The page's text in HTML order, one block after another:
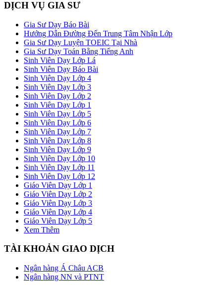
DỊCH VỤ GIA SƯ
Gia Sư Dạy Báo Bài
Hướng Dẫn Đường Đến Trung Tâm Nhận Lớp
Gia Sư Dạy Luyện TOEIC Tại Nhà
Gia Sư Dạy Toán Bằng Tiếng Anh
Sinh Viên Dạy Lớp Lá
Sinh Viên Dạy Báo Bài
Sinh Viên Dạy Lớp 4
Sinh Viên Dạy Lớp 3
Sinh Viên Dạy Lớp 2
Sinh Viên Dạy Lớp 1
Sinh Viên Dạy Lớp 5
Sinh Viên Dạy Lớp 6
Sinh Viên Dạy Lớp 7
Sinh Viên Dạy Lớp 8
Sinh Viên Dạy Lớp 9
Sinh Viên Dạy Lớp 10
Sinh Viên Dạy Lớp 11
Sinh Viên Dạy Lớp 12
Giáo Viên Dạy Lớp 1
Giáo Viên Dạy Lớp 2
Giáo Viên Dạy Lớp 3
Giáo Viên Dạy Lớp 4
Giáo Viên Dạy Lớp 5
Xem Thêm
TÀI KHOẢN GIAO DỊCH
Ngân hàng Á Châu ACB
Ngân hàng NN và PTNT